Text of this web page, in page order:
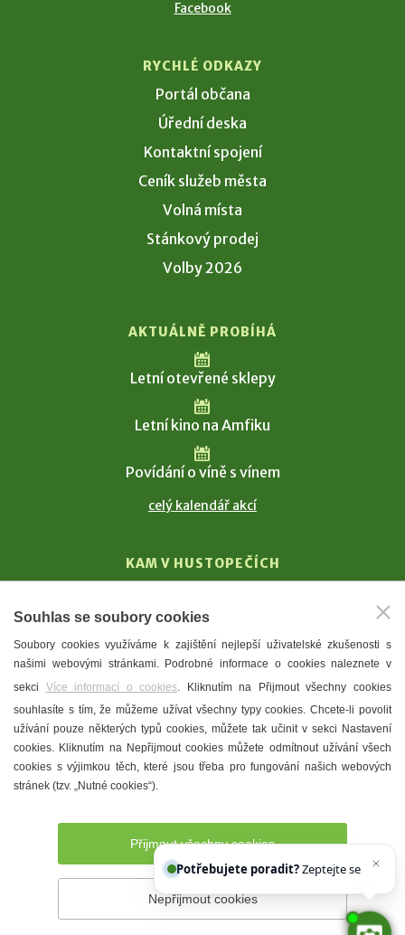
Facebook
RYCHLÉ ODKAZY
Portál občana
Úřední deska
Kontaktní spojení
Ceník služeb města
Volná místa
Stánkový prodej
Volby 2026
AKTUÁLNĚ PROBÍHÁ
Letní otevřené sklepy
Letní kino na Amfiku
Povídání o víně s vínem
celý kalendář akcí
KAM V HUSTOPEČÍCH
T. G. Masaryk
Mandloně
Ubytování
Restaurace
Městské muzeum a galerie
Denní meníčka
Prohlášení o přístupnosti Správce webu
Souhlas se soubory cookies
Soubory cookies využíváme k zajištění nejlepší uživatelské zkušenosti s
našimi webovými stránkami. Podrobné informace o cookies naleznete v
sekci Více informací o cookies. Kliknutím na Přijmout všechny cookies
souhlasíte s tím, že můžeme užívat všechny typy cookies. Chcete-li povolit
užívání pouze některých typů cookies, můžete tak učinit v sekci Nastavení
cookies. Kliknutím na Nepřijmout cookies můžete odmítnout užívání všech
cookies s výjimkou těch, které jsou třeba pro fungování našich webových
stránek (tzv. „Nutné cookies“).
Přijmout všechny cookies
Nepřijmout cookies
Potřebujete poradit?Zeptejte se našeho as